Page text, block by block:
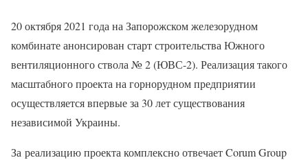
20 октября 2021 года на Запорожском железорудном
комбинате анонсирован старт строительства Южного
вентиляционного ствола № 2 (ЮВС-2). Реализация такого
масштабного проекта на горнорудном предприятии
осуществляется впервые за 30 лет существования
независимой Украины.
За реализацию проекта комплексно отвечает Corum Group